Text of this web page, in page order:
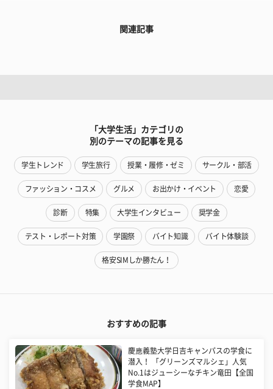
関連記事
「大学生活」カテゴリの
別のテーマの記事を見る
学生トレンド 学生旅行 授業・履修・ゼミ サークル・部活
ファッション・コスメ グルメ お出かけ・イベント 恋愛
診断 特集 大学生インタビュー 奨学金
テスト・レポート対策 学園祭 バイト知識 バイト体験談
格安SIMしか勝たん！
おすすめの記事
慶應義塾大学日吉キャンパスの学食に
潜入！ 「グリーンズマルシェ」人気
No.1はジューシーなチキン竜田【全国
学食MAP】